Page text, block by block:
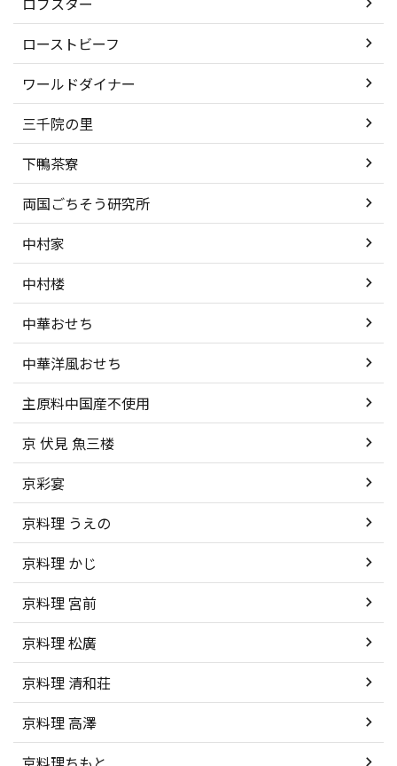
ローストビーフ
ワールドダイナー
三千院の里
下鴨茶寮
両国ごちそう研究所
中村家
中村楼
中華おせち
中華洋風おせち
主原料中国産不使用
京 伏見 魚三楼
京彩宴
京料理 うえの
京料理 かじ
京料理 宮前
京料理 松廣
京料理 清和荘
京料理 高澤